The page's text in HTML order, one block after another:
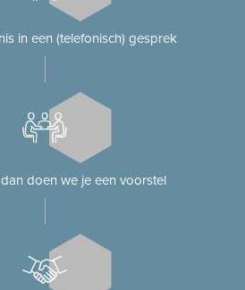
in een (telefonisch) gesprek
doen we je een voorstel